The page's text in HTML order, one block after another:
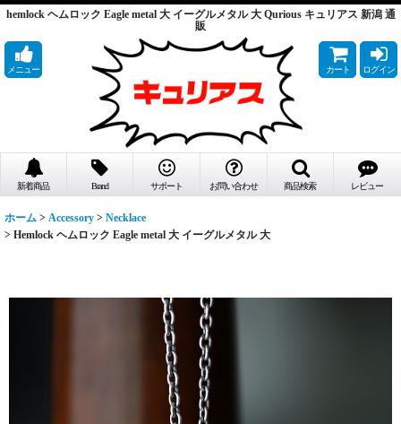
hemlock ヘムロック Eagle metal 大 イーグルメタル 大 Qurious キュリアス 新潟 通
販
メニュー カート ログイン
新着商品 Brand サポート お問い合わせ 商品検索 レビュー
ホーム > Accessory > Necklace
> Hemlock ヘムロック Eagle metal 大 イーグルメタル 大